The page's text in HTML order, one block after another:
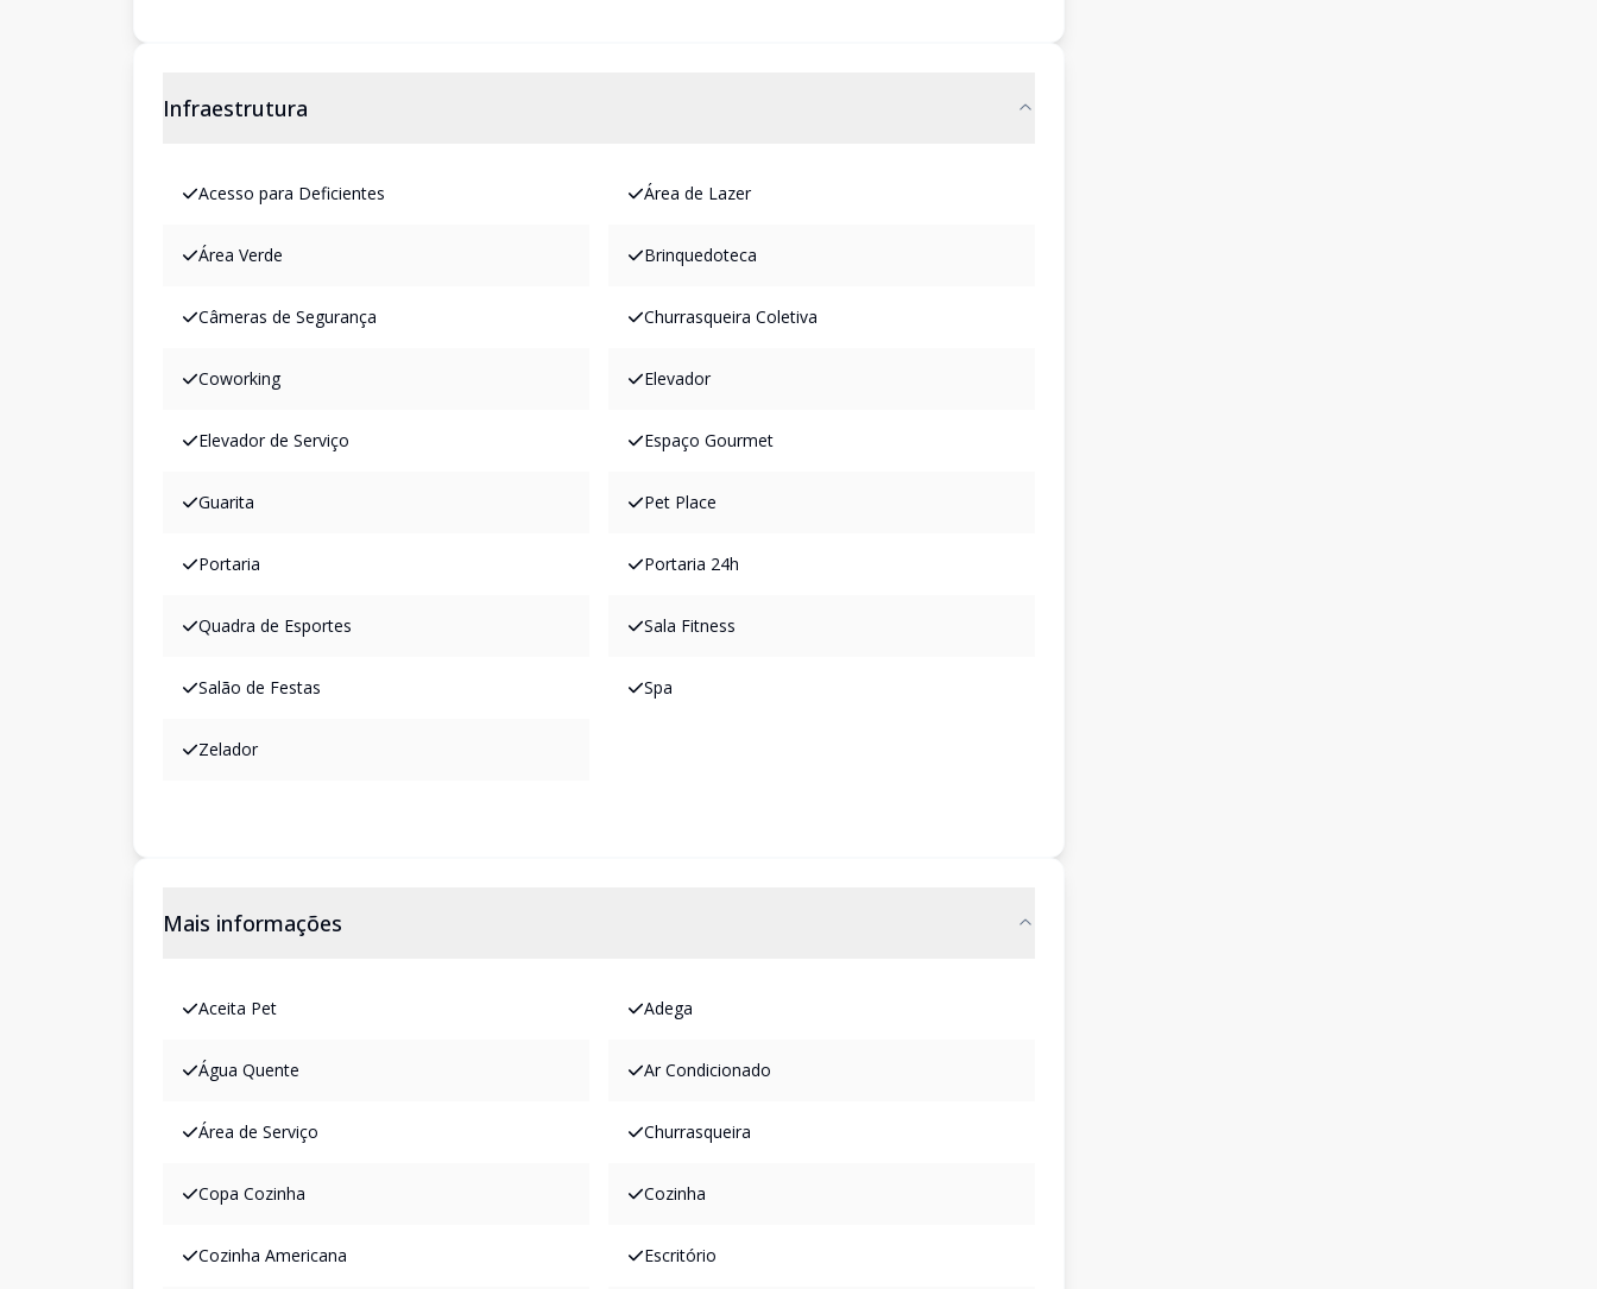
Infraestrutura
Acesso para Deficientes Área de Lazer
Área Verde Brinquedoteca
Câmeras de Segurança Churrasqueira Coletiva
Coworking Elevador
Elevador de Serviço Espaço Gourmet
Guarita Pet Place
Portaria Portaria 24h
Quadra de Esportes Sala Fitness
Salão de Festas Spa
Zelador
Mais informações
Aceita Pet Adega
Água Quente Ar Condicionado
Área de Serviço Churrasqueira
Copa Cozinha Cozinha
Cozinha Americana Escritório